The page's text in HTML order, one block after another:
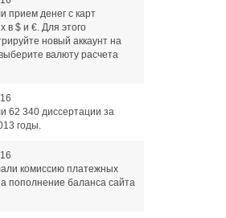
прием денег с карт
в $ и €. Для этого
новый аккаунт на
валюту расчета
62 340 диссертации за
годы.
комиссию платежных
пополнение баланса сайта